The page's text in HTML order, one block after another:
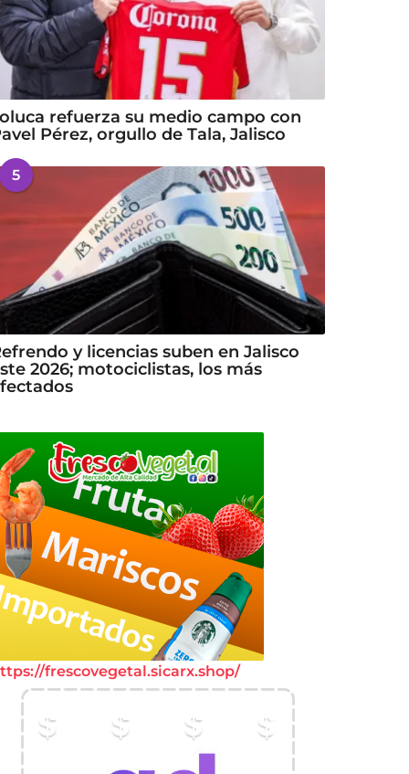
refuerza su medio campo con
Pérez, orgullo de Tala, Jalisco
5
y licencias suben en Jalisco
2026; motociclistas, los más
frescovegetal.sicarx.shop/